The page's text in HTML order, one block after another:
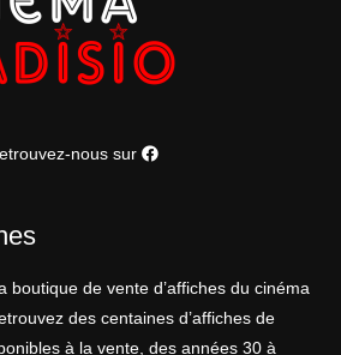
nous sur
boutique de vente d’affiches du cinéma
des centaines d’affiches de
à la vente, des années 30 à